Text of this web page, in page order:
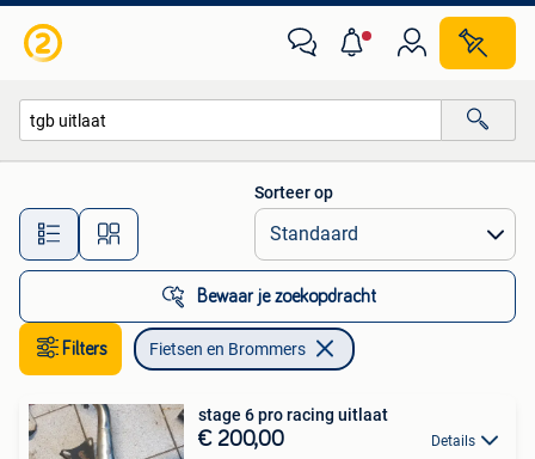
Alle afstanden…
Sorteer op
Bewaar je zoekopdracht
Filters Fietsen en Brommers
stage 6 pro racing uitlaat
€ 200,00 Details